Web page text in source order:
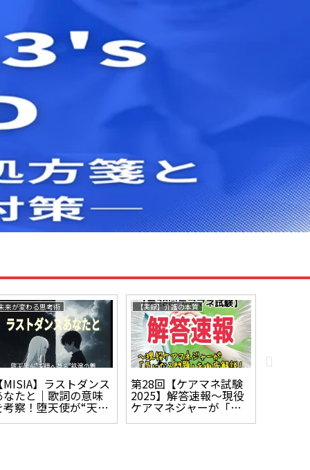
来が変わる思考術
【MISIA】ラストダンス
なたと｜歌詞の意味
考察！堕天使が“天使
還る”終演の舞
【実録】介護の本質
第28回【ケアマネ試験
2025】解答速報～現役
ケアマネジャーが「気
になる問題」を徹底解